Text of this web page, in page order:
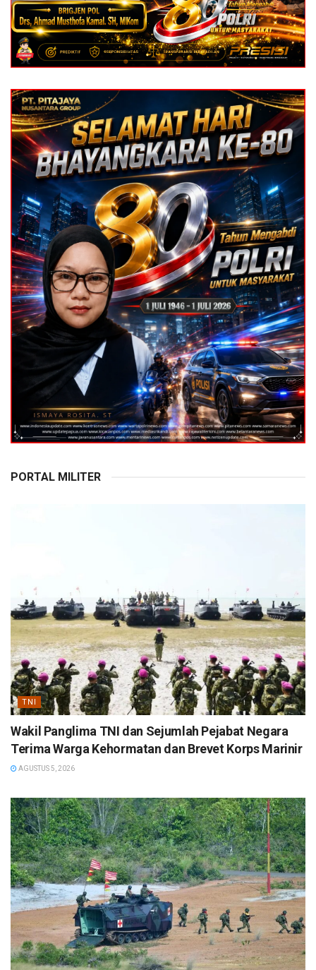
PORTAL MILITER
TNI
Wakil Panglima TNI dan Sejumlah Pejabat Negara
Terima Warga Kehormatan dan Brevet Korps Marinir
AGUSTUS 5, 2026